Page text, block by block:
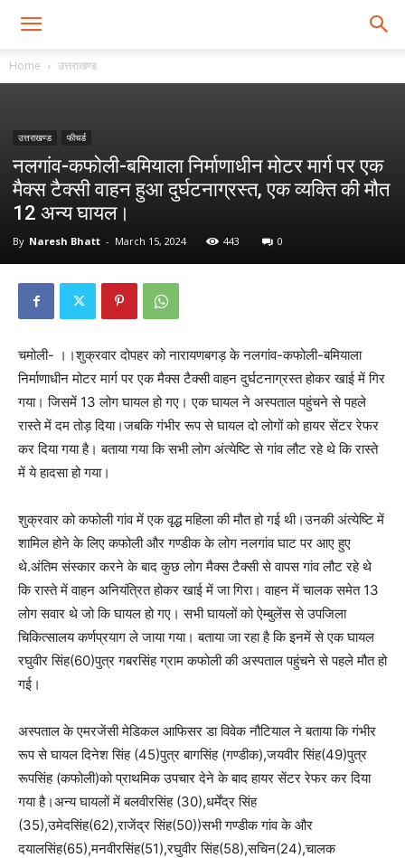
Home उत्तराखण्ड
उत्तराखण्ड फीचर्ड
नलगांव-कफोली-बमियाला निर्माणाधीन मोटर मार्ग पर एक
मैक्स टैक्सी वाहन हुआ दुर्घटनाग्रस्त, एक व्यक्ति की मौत
12 अन्य घायल।
By Naresh Bhatt - March 15, 2024 443 0
चमोली- ।।शुक्रवार दोपहर को नारायणबगड़ के नलगांव-कफोली-बमियाला
निर्माणाधीन मोटर मार्ग पर एक मैक्स टैक्सी वाहन दुर्घटनाग्रस्त होकर खाई में गिर
गया। जिसमें 13 लोग घायल हो गए। एक घायल ने अस्पताल पहुंचने से पहले
रास्ते में दम तोड़ दिया।जबकि गंभीर रूप से घायल दो लोगों को हायर सेंटर रेफर
कर दिया गया है। बताया गया कि सभी लोग अंत्येष्टि से गांव लौट रहे थे कि रास्ते
में ये हादसा हो गया।
शुक्रवार को कफोली गांव में एक वृद्ध महिला की मौत हो गई थी।उनकी अंत्येष्टि में
शामिल होने के लिए कफोली और गण्डीक के लोग नलगांव घाट पर आए हुए
थे.अंतिम संस्कार करने के बाद कुछ लोग मैक्स टैक्सी से वापस गांव लौट रहे थे
कि रास्ते में वाहन अनियंत्रित होकर खाई में जा गिरा। वाहन में चालक समेत 13
लोग सवार थे जो कि घायल हो गए। सभी घायलों को ऐम्बुलेंस से उपजिला
चिकित्सालय कर्णप्रयाग ले जाया गया। बताया जा रहा है कि इनमें से एक घायल
रघुवीर सिंह(60)पुत्र गबरसिंह ग्राम कफोली की अस्पताल पहुंचने से पहले मौत हो
गई।
अस्पताल के एमरजेंसी मेडिकल आफिसर डा विवेक नौटियाल ने बताया कि गंभीर
रूप से घायल दिनेश सिंह (45)पुत्र बागसिंह (गण्डीक),जयवीर सिंह(49)पुत्र
रूपसिंह (कफोली)को प्राथमिक उपचार देने के बाद हायर सेंटर रेफर कर दिया
गया है।अन्य घायलों में बलवीरसिंह (30),धर्मेंद्र सिंह
(35),उमेदसिंह(62),राजेंद्र सिंह(50))सभी गण्डीक गांव के और
दयालसिंह(65),मनवीरसिंह(51),रघुवीर सिंह(58),सचिन(24),चालक